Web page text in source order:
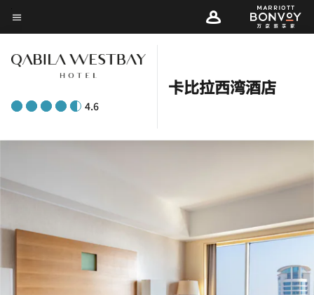
Skip
to
main
content
菜单文本
4.6
卡比拉西湾酒店